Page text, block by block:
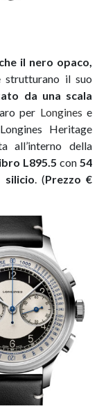
il nero opaco,
strutturano il suo
da una scala
per Longines e
Heritage
all’interno della
L895.5 con 54
silicio. (Prezzo €